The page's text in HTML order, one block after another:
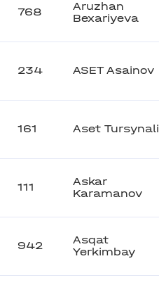
768
Aruzhan
Bexariyeva
234 ASET Asainov
161 Aset Tursynali
111
Askar
Karamanov
942
Asqat
Yerkimbay